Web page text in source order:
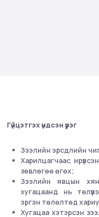
Гүйцэтгэх үндсэн үүрэг
Зээлийн эрсдлийн чиг
Харилцагчаас
зөвлөгөө өгөх;
Зээлийн явцын
хугацаанд нь
эргэн төлөлтөд
Хугацаа хэтэрсэн